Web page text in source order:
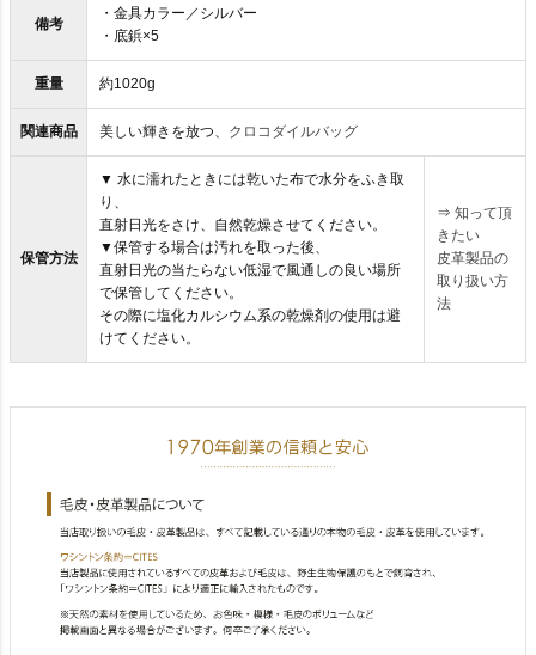
備考
・金具カラー／シルバー
・底鋲×5
重量 約1020g
関連商品 美しい輝きを放つ、 クロコダイルバッグ
保管方法
▼ 水に濡れたときには乾いた布で水分をふき取
り、
直射日光をさけ、自然乾燥させてください。
▼保管する場合は汚れを取った後、
直射日光の当たらない低湿で風通しの良い場所
で保管してください。
その際に塩化カルシウム系の乾燥剤の使用は避
けてください。
⇒ 知って頂
きたい
皮革製品の
取り扱い方
法